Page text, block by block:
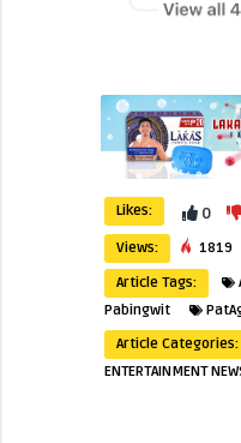
Likes: 0
Views:
1819
Article Tags:
Pabingwit
Article Categories:
ENTERTAINMENT